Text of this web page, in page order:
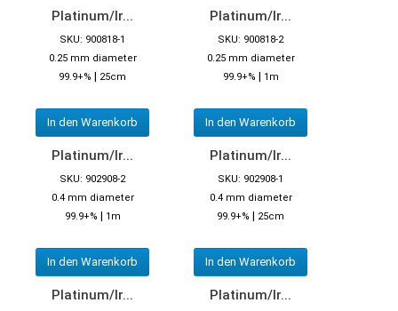
Platinum/Ir...
SKU: 900818-1
0.25 mm diameter
99.9+% | 25cm
In den Warenkorb
Platinum/Ir...
SKU: 900818-2
0.25 mm diameter
99.9+% | 1m
In den Warenkorb
Platinum/Ir...
SKU: 902908-2
0.4 mm diameter
99.9+% | 1m
In den Warenkorb
Platinum/Ir...
SKU: 902908-1
0.4 mm diameter
99.9+% | 25cm
In den Warenkorb
Platinum/Ir... Platinum/Ir...